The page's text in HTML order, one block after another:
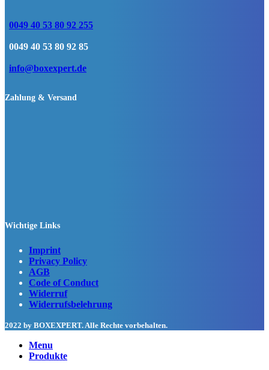
0049 40 53 80 92 255
0049 40 53 80 92 85
info@boxexpert.de
Zahlung & Versand
Wichtige Links
Imprint
Privacy Policy
AGB
Code of Conduct
Widerruf
Widerrufsbelehrung
2022 by BOXEXPERT. Alle Rechte vorbehalten.
Menu
Produkte